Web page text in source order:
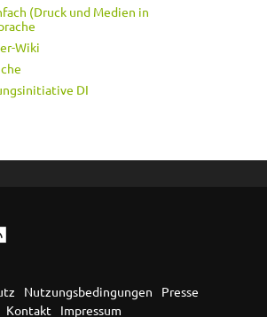
(Druck und Medien in
Wiki
DI
Nutzungsbedingungen
Presse
Kontakt Impressum